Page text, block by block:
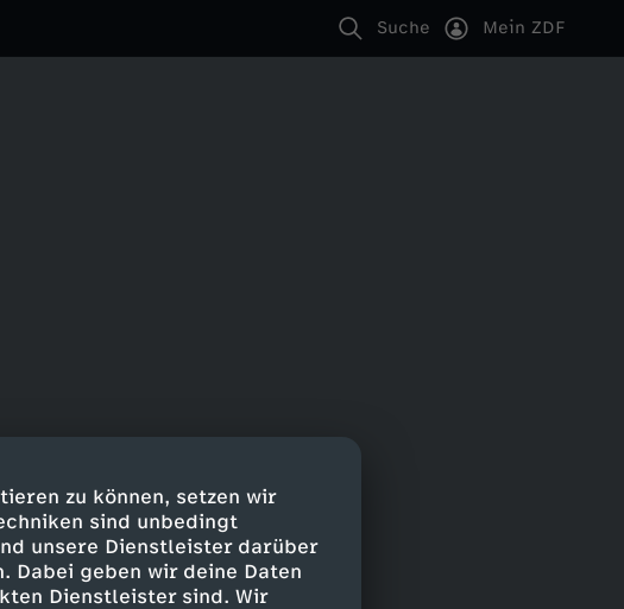
zu können, setzen wir
sind unbedingt
unsere Dienstleister darüber
Dabei geben wir deine Daten
Dienstleister sind. Wir
Suche Mein ZDF